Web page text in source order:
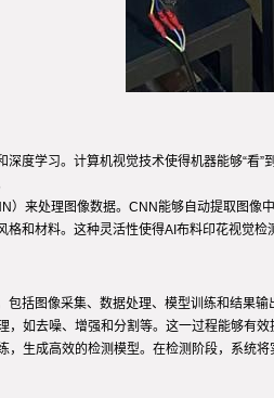
度学习。计算机视觉技术使得机器能够“看
）来处理图像数据。CNN能够自动提取图像
和材料。这种灵活性使得AI布料印花视觉检
括图像采集、数据处理、模型训练和结果
如去噪、增强和分割等。这一过程能够有
生成高效的检测模型。在检测阶段，系统